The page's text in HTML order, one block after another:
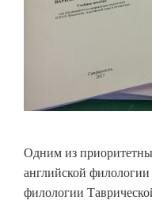
Одним из
английской
филологии